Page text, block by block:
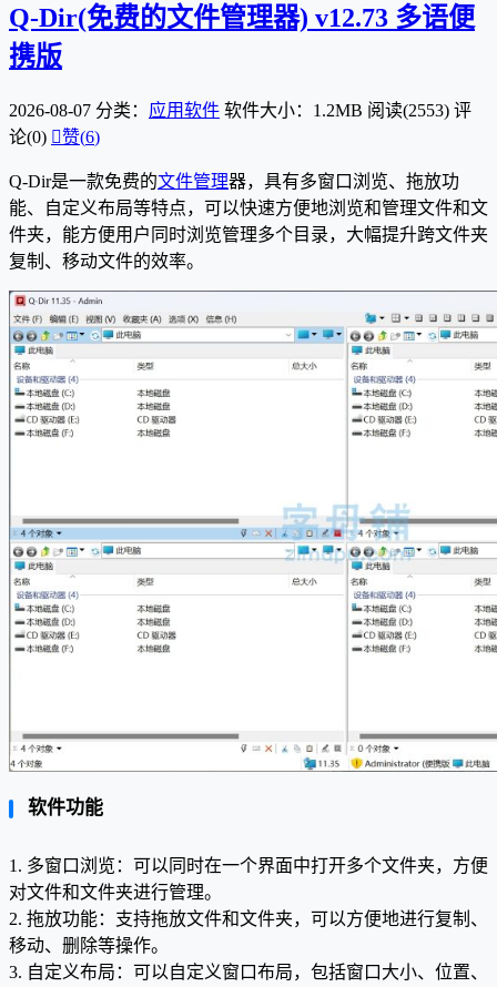
Q-Dir(免费的文件管理器) v12.73 多语便
携版
2026-08-07 分类： 应用软件 软件大小：1.2MB 阅读(2553) 评
论(0) 赞(6)
Q-Dir是一款免费的文件管理器，具有多窗口浏览、拖放功
能、自定义布局等特点，可以快速方便地浏览和管理文件和文
件夹，能方便用户同时浏览管理多个目录，大幅提升跨文件夹
复制、移动文件的效率。
软件功能
1. 多窗口浏览：可以同时在一个界面中打开多个文件夹，方便
对文件和文件夹进行管理。
2. 拖放功能：支持拖放文件和文件夹，可以方便地进行复制、
移动、删除等操作。
3. 自定义布局：可以自定义窗口布局，包括窗口大小、位置、